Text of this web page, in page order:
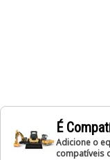
É
Adicione o
compatíveis